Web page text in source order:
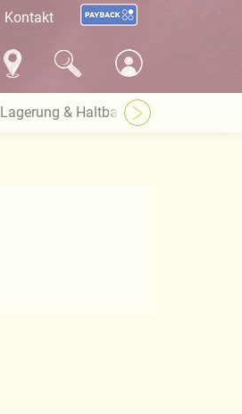
Kontakt
Lagerung & Haltbarkeit